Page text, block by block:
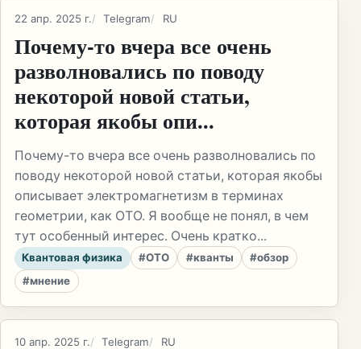
22 апр. 2025 г. Telegram RU
Почему-то вчера все очень
разволновались по поводу
некоторой новой статьи,
которая якобы опи...
Почему-то вчера все очень разволновались по
поводу некоторой новой статьи, которая якобы
описывает электромагнетизм в терминах
геометрии, как ОТО. Я вообще не понял, в чем
тут особенный интерес. Очень кратко...
Квантовая физика #ОТО #кванты
#обзор
#мнение
10 апр. 2025 г. Telegram RU